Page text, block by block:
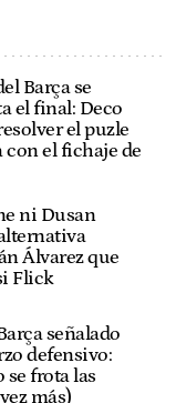
Barça se
el final: Deco
el puzle
con el fichaje de
ni Dusan
Álvarez que
Flick
señalado
defensivo:
se frota las
más)